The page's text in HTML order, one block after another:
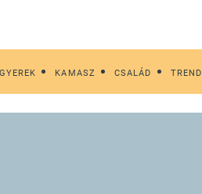
GYEREK KAMASZ CSALÁD TREND